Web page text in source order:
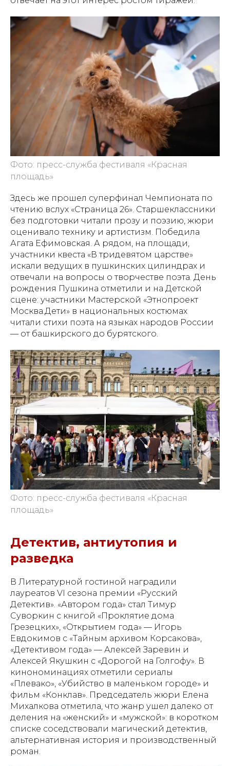
Фото: пресс-служба фестиваля «Красная
площадь»
Здесь же прошел суперфинал Чемпионата по
чтению вслух «Страница 26». Старшеклассники
без подготовки читали прозу и поэзию, жюри
оценивало технику и артистизм. Победила
Агата Ефимовская. А рядом, на площади,
участники квеста «В тридевятом царстве»
искали ведущих в пушкинских цилиндрах и
отвечали на вопросы о творчестве поэта. День
рождения Пушкина отметили и на Детской
сцене: участники Мастерской «Этнопроект
Москва.Дети» в национальных костюмах
читали стихи поэта на языках народов России
— от башкирского до бурятского.
Фото: пресс-служба фестиваля «Красная
площадь»
Детектив, антиутопия и
разведка
В Литературной гостиной наградили
лауреатов VI сезона премии «Русский
Детектив». «Автором года» стал Тимур
Суворкин с книгой «Проклятие дома
Грезецких», «Открытием года» — Игорь
Евдокимов с «Тайным архивом Корсакова»,
«Детективом года» — Алексей Заревин и
Алексей Якушкин с «Дорогой на Голгофу». В
кинономинациях отметили сериалы
«Плевако», «Убийство в маленьком городе» и
фильм «Конклав». Председатель жюри Елена
Михалкова отметила, что жанр ушел далеко от
деления на «женский» и «мужской»: в коротком
списке соседствовали магический детектив,
альтернативная история и производственный
роман.